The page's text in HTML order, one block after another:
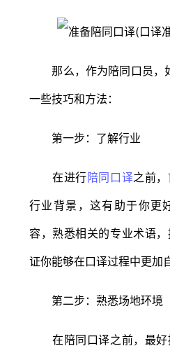
那么，作为陪同口员，
一些技巧和方法：
第一步：了解行业
在进行陪同口译之前
行业背景，这有助于你更
容，熟悉相关的专业术语
证你能够在口译过程中更加
第二步：熟悉场地环境
在陪同口译之前，最好